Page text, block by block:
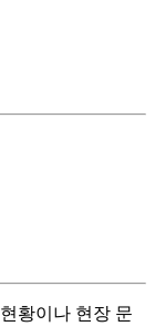
황이나 현장 문